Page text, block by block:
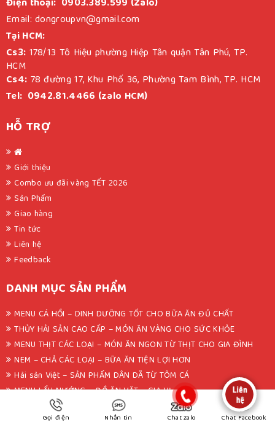
Điện thoại: 0903.389.599 (Zalo)
Email: dongroupvn@gmail.com
Tại HCM:
Cs3: 178/13 Tô Hiệu phường Hiệp Tân quận Tân Phú, TP.
HCM
Cs4: 78 đường 17, Khu Phố 36, Phường Tam Bình, TP. HCM
Tel: 0942.81.4466 (zalo HCM)
HỖ TRỢ
Giới thiệu
Combo ưu đãi vàng TẾT 2026
Sản Phẩm
Giao hàng
Tin tức
Liên hệ
Feedback
DANH MỤC SẢN PHẨM
MENU CÁ HỒI – DINH DƯỠNG TỐT CHO BỮA ĂN ĐỦ CHẤT
THỦY HẢI SẢN CAO CẤP – MÓN ĂN VÀNG CHO SỨC KHỎE
MENU THỊT CÁC LOẠI – MÓN ĂN NGON TỪ THỊT CHO GIA ĐÌNH
NEM – CHẢ CÁC LOẠI – BỮA ĂN TIỆN LỢI HƠN
Hải sản Việt – SẢN PHẨM DÂN DÃ TỪ TÔM CÁ
MENU LẨU NƯỚNG – ĐỒ ĂN VẶT – GIA VỊ
Thực phẩm khác – MENU TỔNG HỢP
FANPAGEGọi điện Nhắn tin Chat zalo Chat Facebook